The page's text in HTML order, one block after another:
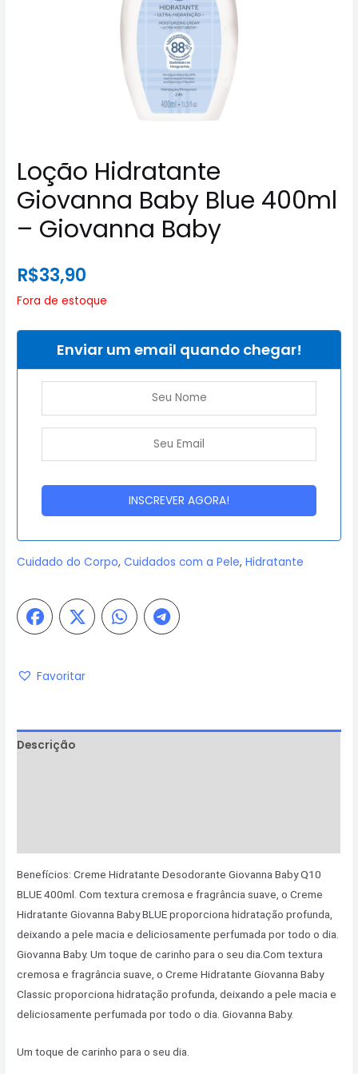
Loção Hidratante
Giovanna Baby Blue 400ml
– Giovanna Baby
R$33,90
Fora de estoque
Enviar um email quando chegar!
Cuidado do Corpo,Cuidados com a Pele,Hidratante
Favoritar
Descrição
Benefícios: Creme Hidratante Desodorante Giovanna Baby Q10
BLUE 400ml. Com textura cremosa e fragrância suave, o Creme
Hidratante Giovanna Baby BLUE proporciona hidratação profunda,
deixando a pele macia e deliciosamente perfumada por todo o dia.
Giovanna Baby. Um toque de carinho para o seu dia.Com textura
cremosa e fragrância suave, o Creme Hidratante Giovanna Baby
Classic proporciona hidratação profunda, deixando a pele macia e
deliciosamente perfumada por todo o dia. Giovanna Baby.
Um toque de carinho para o seu dia.